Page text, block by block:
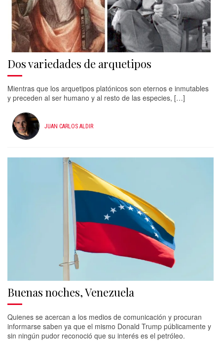
Dos variedades de arquetipos
Mientras que los arquetipos platónicos son eternos e inmutables
y preceden al ser humano y al resto de las especies, […]
JUAN CARLOS ALDIR
Buenas noches, Venezuela
Quienes se acercan a los medios de comunicación y procuran
informarse saben ya que el mismo Donald Trump públicamente y
sin ningún pudor reconoció que su interés es el petróleo.